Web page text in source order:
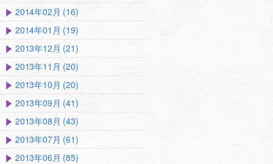
2014年02月 (16)
2014年01月 (19)
2013年12月 (21)
2013年11月 (20)
2013年10月 (20)
2013年09月 (41)
2013年08月 (43)
2013年07月 (61)
2013年06月 (85)